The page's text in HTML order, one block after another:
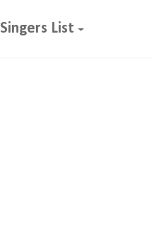
Singers List